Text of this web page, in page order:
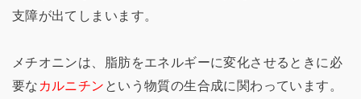
支障が出てしまいます。
メチオニンは、脂肪をエネルギーに変化させるときに必
要な カルニチン という物質の生合成に関わっています。